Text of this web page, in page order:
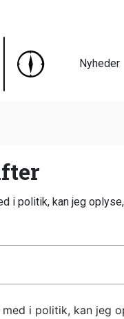
Nyheder
i politik, kan jeg
i politik, kan jeg